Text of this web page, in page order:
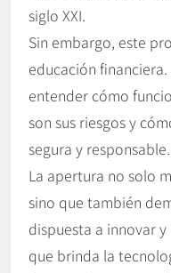
siglo XXI.
Sin embargo, este
educación
entender cómo
son sus riesgos y
segura y responsable.
La apertura no solo
sino que también
dispuesta a innovar
que brinda la